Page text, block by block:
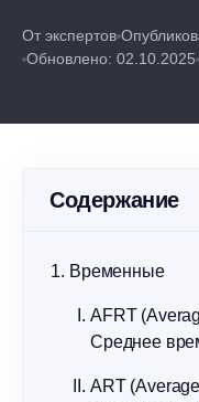
От экспертов
Обновлено: 02.10.2025
Содержание
Временные
AFRT
Среднее
ART